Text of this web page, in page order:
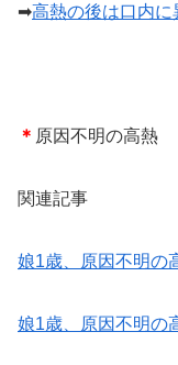
➡高熱の後は口内に
＊ 原因不明の高熱
関連記事
娘1歳、原因不明の
娘1歳、原因不明の